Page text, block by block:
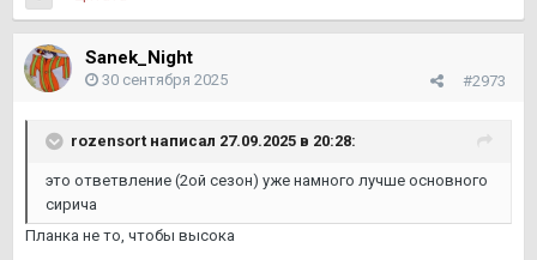
Sanek_Night
#2973
30 сентября 2025
rozensort написал 27.09.2025 в 20:28:
это ответвление (2ой сезон) уже намного лучше основного
сирича
Планка не то, чтобы высока